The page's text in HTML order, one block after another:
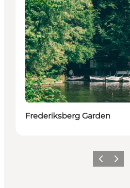
Frederiksberg Garden
PrécédentSuivant